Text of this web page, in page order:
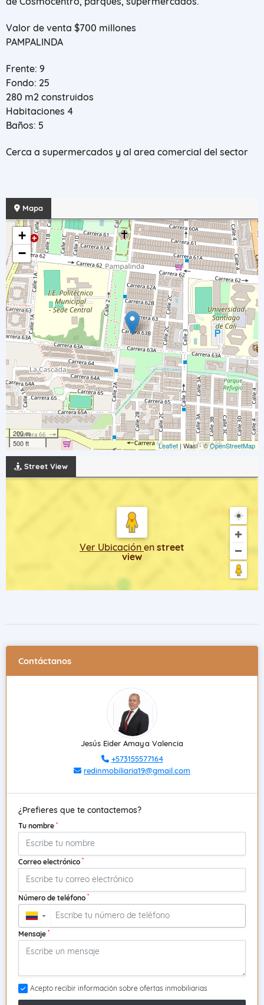
Valor de venta $700 millones
PAMPALINDA
Frente: 9
Fondo: 25
280 m2 construidos
Habitaciones 4
Baños: 5
Cerca a supermercados y al area comercial del sector
Mapa
+
−
200 m
500 ft
Leaflet | Wasi - ©OpenStreetMap
Street View
Ver Ubicación en street
view
Contáctanos
Jesús Eider Amaya Valencia
+573155577164
redinmobiliaria19@gmail.com
¿Prefieres que te contactemos?
Tu nombre *
Correo electrónico *
Número de teléfono *
▼
Mensaje *
Acepto recibir información sobre ofertas inmobiliarias